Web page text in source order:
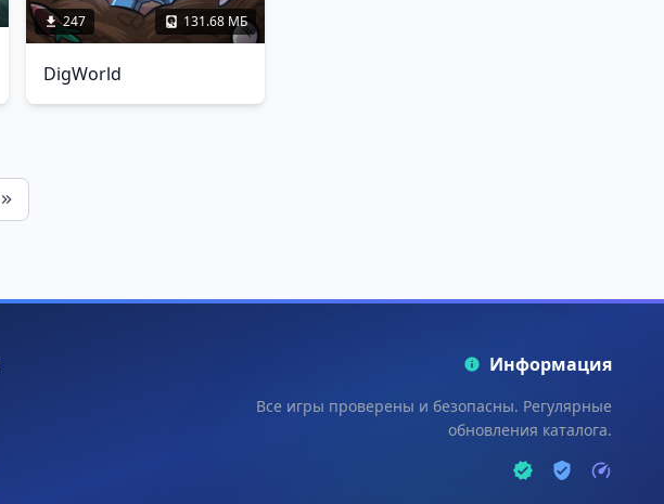
247 131.68 МБ
DigWorld
Информация
Все игры проверены и безопасны. Регулярные
обновления каталога.